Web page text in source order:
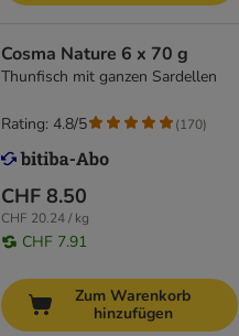
Cosma Nature 6 x 70 g
Thunfisch mit ganzen Sardellen
CHF 8.50
CHF 20.24 / kg
CHF 7.91
Rating: 4.8/5 (170)
Zum Warenkorb
hinzufügen